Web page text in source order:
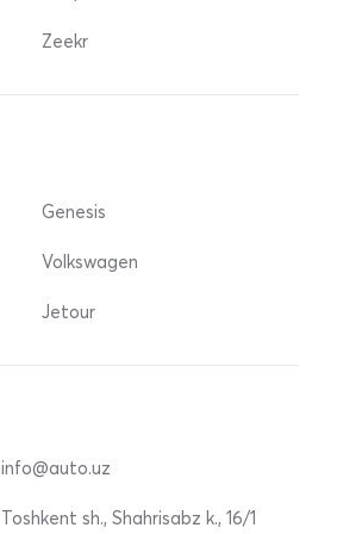
Zeekr
Genesis
Volkswagen
Jetour
info@auto.uz
Toshkent sh., Shahrisabz k., 16/1